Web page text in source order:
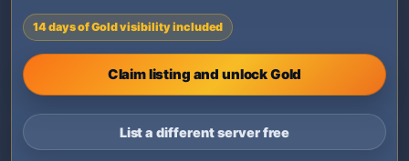
14 days of Gold visibility included
Claim listing and unlock Gold
List a different server free